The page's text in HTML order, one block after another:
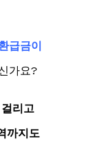
급금이
가요?
리고
까지도